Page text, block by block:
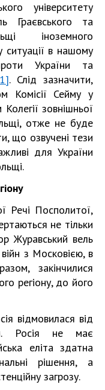
університету
Граєвського та
іноземного
в нашому
України та
. Слід зазначити,
Комісії Сейму у
зовнішньої
отже не буде
що озвучені тези
для України
Речі Посполитої,
не тільки
Журавський вель
з Московією, в
закінчилися
регіону, до його
відмовилася від
Росія не має
еліта здатна
рішення, а
загрозу.